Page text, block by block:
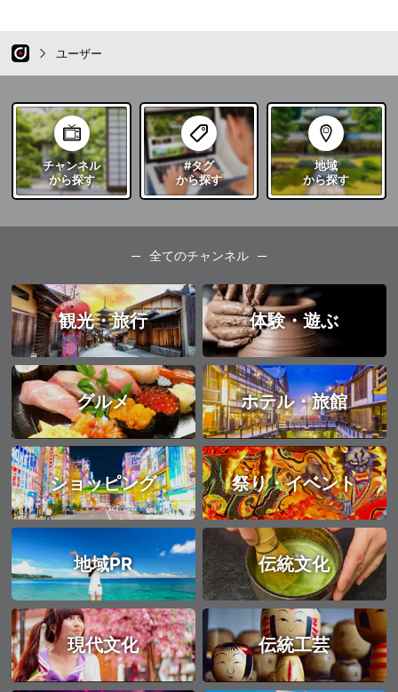
ユーザー
チャンネル
から探す
#タグ
から探す
地域
から探す
全てのチャンネル
観光・旅行 体験・遊ぶ
グルメ ホテル・旅館
ショッピング 祭り・イベント
地域PR 伝統文化
現代文化 伝統工芸